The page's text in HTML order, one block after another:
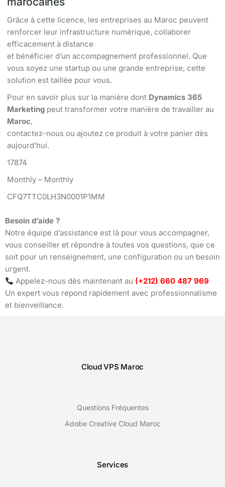
Grâce à cette licence, les entreprises au Maroc peuvent
renforcer leur infrastructure numérique, collaborer
efficacement à distance
et bénéficier d’un accompagnement professionnel. Que
vous soyez une startup ou une grande entreprise, cette
solution est taillée pour vous.
Pour en savoir plus sur la manière dont Dynamics 365
Marketing peut transformer votre manière de travailler au
Maroc,
contactez-nous ou ajoutez ce produit à votre panier dès
aujourd’hui.
17874
Monthly – Monthly
CFQ7TTC0LH3N0001P1MM
Besoin d’aide ?
Notre équipe d’assistance est là pour vous accompagner,
vous conseiller et répondre à toutes vos questions, que ce
soit pour un renseignement, une configuration ou un besoin
urgent.
Appelez-nous dès maintenant au (+212) 660 487 969
Un expert vous répond rapidement avec professionnalisme
et bienveillance.
Cloud VPS Maroc
Questions Fréquentes
Adobe Creative Cloud Maroc
Services